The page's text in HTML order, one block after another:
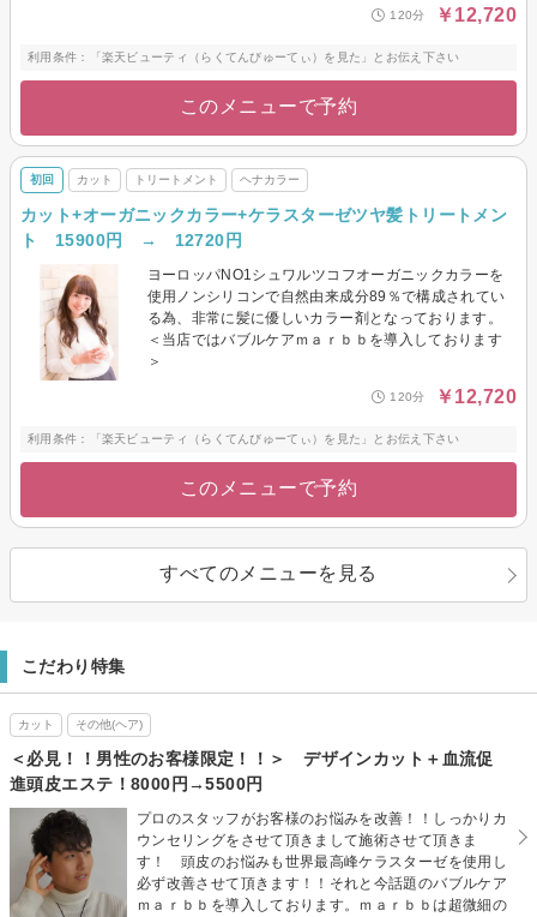
120分 ￥12,720
利用条件：「楽天ビューティ（らくてんびゅーてぃ）を見た」とお伝え下さい
このメニューで予約
初回 カット トリートメント ヘナカラー
カット+オーガニックカラー+ケラスターゼツヤ髪トリートメン
ト 15900円 → 12720円
ヨーロッパNO1シュワルツコフオーガニックカラーを
使用ノンシリコンで自然由来成分89％で構成されてい
る為、非常に髪に優しいカラー剤となっております。
＜当店ではバブルケアｍａｒｂｂを導入しております
＞
120分 ￥12,720
利用条件：「楽天ビューティ（らくてんびゅーてぃ）を見た」とお伝え下さい
このメニューで予約
すべてのメニューを見る
こだわり特集
カット その他(ヘア)
＜必見！！男性のお客様限定！！＞ デザインカット＋血流促
進頭皮エステ！8000円→5500円
プロのスタッフがお客様のお悩みを改善！！しっかりカ
ウンセリングをさせて頂きまして施術させて頂きま
す！ 頭皮のお悩みも世界最高峰ケラスターゼを使用し
必ず改善させて頂きます！！それと今話題のバブルケア
ｍａｒｂｂを導入しております。ｍａｒｂｂは超微細の